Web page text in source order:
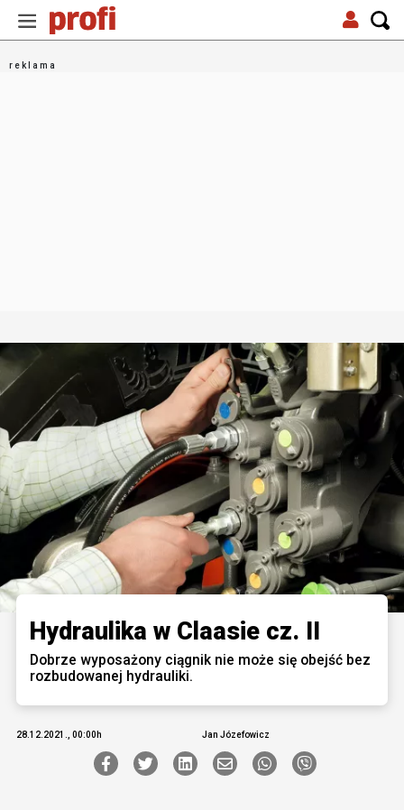
Hydraulika w Claasie cz. II
Dobrze wyposażony ciągnik nie może się obejść bez
rozbudowanej hydrauliki.
28.12.2021., 00:00h Jan Józefowicz